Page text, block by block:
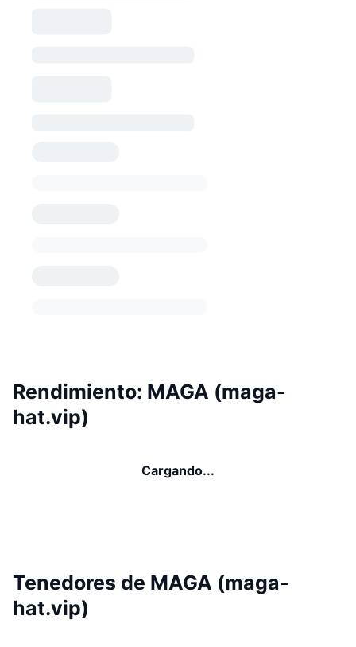
Rendimiento: MAGA (maga-
hat.vip)
Cargando...
Tenedores de MAGA (maga-
hat.vip)